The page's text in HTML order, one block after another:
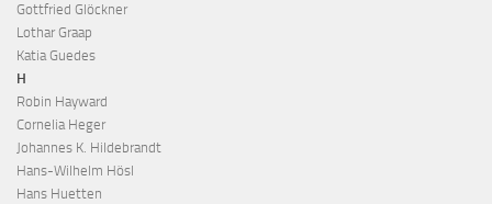
Gottfried Glöckner
Lothar Graap
Katia Guedes
H
Robin Hayward
Cornelia Heger
Johannes K. Hildebrandt
Hans-Wilhelm Hösl
Hans Huetten